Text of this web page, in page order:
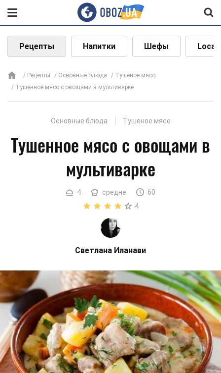
Рецепты Напитки Шефы Local
Рецепты Основные блюда
Тушеное мясо
Тушенное мясо с овощами в мультиварке
Основные блюда Тушеное мясо
Тушенное мясо с овощами в
мультиварке
4 средне
60
4
Светлана Иланави